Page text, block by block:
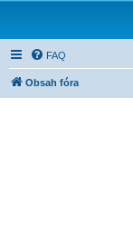
FAQ
Obsah fóra